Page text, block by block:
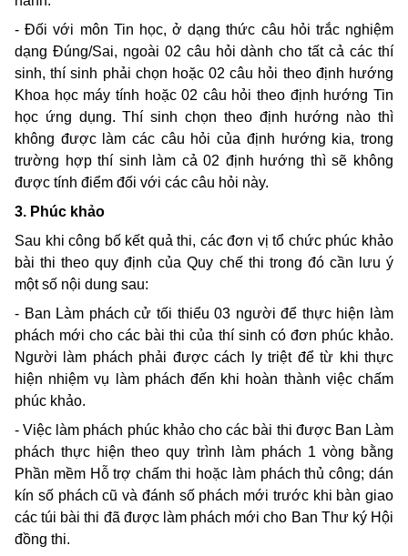
- Đối với môn Tin học, ở dạng thức câu hỏi trắc nghiệm
dạng Đúng/Sai, ngoài 02 câu hỏi dành cho tất cả các thí
sinh, thí sinh phải chọn hoặc 02 câu hỏi theo định hướng
Khoa học máy tính hoặc 02 câu hỏi theo định hướng Tin
học ứng dụng. Thí sinh chọn theo định hướng nào thì
không được làm các câu hỏi của định hướng kia, trong
trường hợp thí sinh làm cả 02 định hướng thì sẽ không
được tính điểm đối với các câu hỏi này.
3. Phúc khảo
Sau khi công bố kết quả thi, các đơn vị tổ chức phúc khảo
bài thi theo quy định của Quy chế thi trong đó cần lưu ý
một số nội dung sau:
- Ban Làm phách cử tối thiểu 03 người để thực hiện làm
phách mới cho các bài thi của thí sinh có đơn phúc khảo.
Người làm phách phải được cách ly triệt để từ khi thực
hiện nhiệm vụ làm phách đến khi hoàn thành việc chấm
phúc khảo.
- Việc làm phách phúc khảo cho các bài thi được Ban Làm
phách thực hiện theo quy trình làm phách 1 vòng bằng
Phần mềm Hỗ trợ chấm thi hoặc làm phách thủ công; dán
kín số phách cũ và đánh số phách mới trước khi bàn giao
các túi bài thi đã được làm phách mới cho Ban Thư ký Hội
đồng thi.